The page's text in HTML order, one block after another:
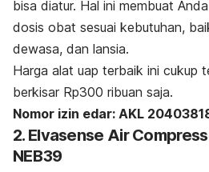
bisa diatur. Hal ini membuat
dosis obat sesuai kebutuhan,
dewasa, dan lansia.
Harga alat uap terbaik ini cukup
berkisar Rp300 ribuan saja.
Nomor izin edar: AKL
2. Elvasense Air
NEB39